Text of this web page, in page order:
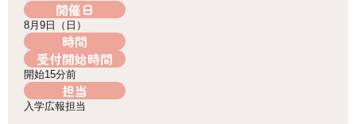
開催日
8月9日（日）
時間
受付開始時間
開始15分前
担当
入学広報担当